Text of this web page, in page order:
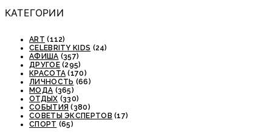
КАТЕГОРИИ
ART (112)
CELEBRITY KIDS (24)
АФИША (357)
ДРУГОЕ(295)
КРАСОТА (170)
ЛИЧНОСТЬ (66)
МОДА (365)
ОТДЫХ (330)
СОБЫТИЯ (380)
СОВЕТЫ ЭКСПЕРТОВ (17)
СПОРТ (65)